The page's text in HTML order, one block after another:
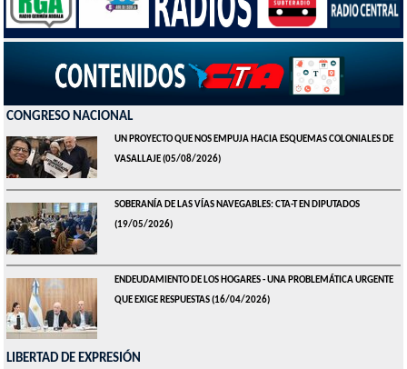
CONGRESO NACIONAL
UN PROYECTO QUE NOS EMPUJA HACIA ESQUEMAS COLONIALES DE
VASALLAJE(05/08/2026)
SOBERANÍA DE LAS VÍAS NAVEGABLES: CTA-T EN DIPUTADOS
(19/05/2026)
ENDEUDAMIENTO DE LOS HOGARES - UNA PROBLEMÁTICA URGENTE
QUE EXIGE RESPUESTAS(16/04/2026)
LIBERTAD DE EXPRESIÓN